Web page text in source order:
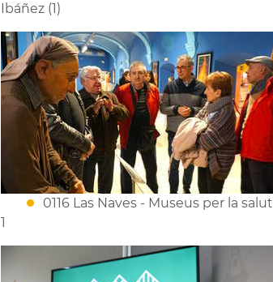
Ibáñez (1)
0116 Las Naves - Museus per la salut
1